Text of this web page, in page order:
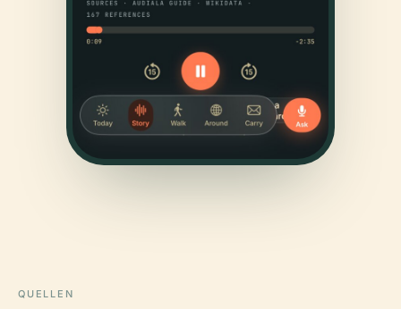
QUELLEN